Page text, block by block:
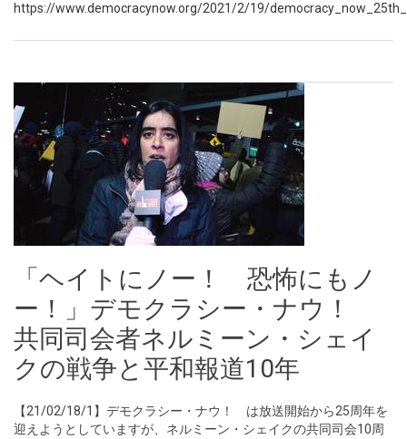
https://www.democracynow.org/2021/2/19/
「ヘイトにノー！ 恐怖にもノ
ー！」デモクラシー・ナウ！
共同司会者ネルミーン・シェイ
クの戦争と平和報道10年
【21/02/18/1】デモクラシー・ナウ！ は放送開始から25周年を
迎えようとしていますが、ネルミーン・シェイクの共同司会10周